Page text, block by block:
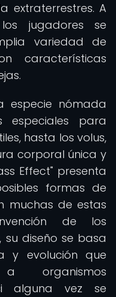
extraterrestres. A
jugadores se
variedad de
características
especie nómada
para
hasta los volus,
corporal única y
Effect" presenta
formas de
muchas de estas
de los
diseño se basa
y evolución que
organismos
alguna vez se